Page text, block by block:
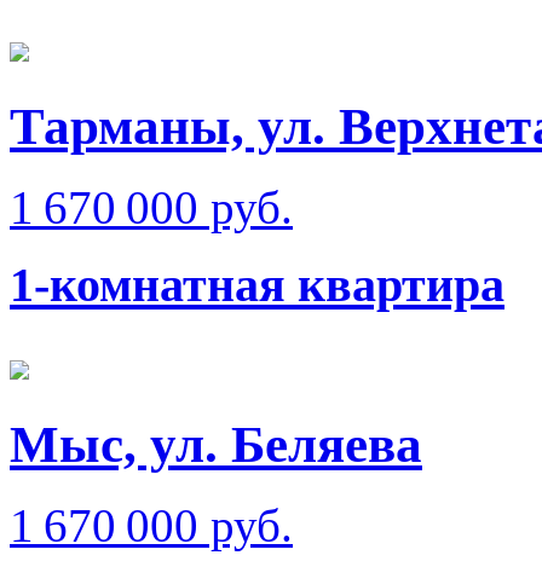
Тарманы, ул.
1 670 000 руб.
1-комнатная квартира
Мыс, ул. Беляева
1 670 000 руб.